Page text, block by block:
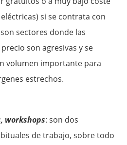
si se contrata con
sectores donde las
son agresivas y se
volumen importante para
estrechos.
workshops: son dos
de trabajo, sobre todo